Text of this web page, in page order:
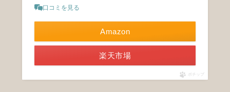
口コミを見る
Amazon
楽天市場
ポチップ